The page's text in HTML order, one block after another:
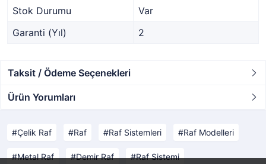
Stok Durumu
Var
Garanti (Yıl)
2
Taksit / Ödeme Seçenekleri
Ürün Yorumları
Çelik Raf Raf Raf Sistemleri Raf Modelleri
Metal Raf Demir Raf Raf Sistemi